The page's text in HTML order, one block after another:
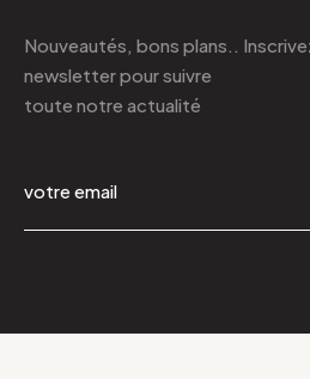
Nouveautés, bons plans..
newsletterpour suivre
toute notre actualité